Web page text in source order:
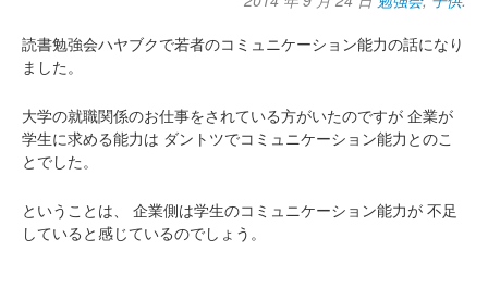
読書勉強会ハヤブクで若者のコミュニケーション能力の話になり
ました。
大学の就職関係のお仕事をされている方がいたのですが 企業が
学生に求める能力は ダントツでコミュニケーション能力とのこ
とでした。
ということは、 企業側は学生のコミュニケーション能力が 不足
していると感じているのでしょう。